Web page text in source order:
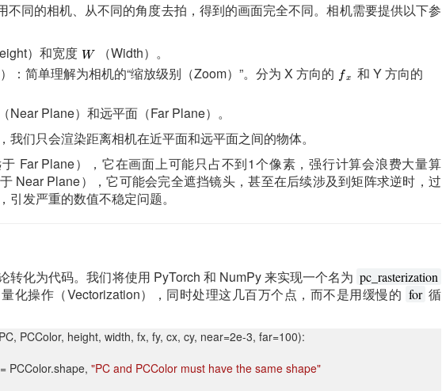
不同的相机、从不同的角度去拍，得到的画面完全不同。相机需要提供以下参
）和宽度
（Width）。
）：简单理解为相机的“缩放级别（Zoom）”。分为 X 方向的
和 Y 方向的
Near Plane）和远平面（Far Plane）。
我们只会渲染距离相机在近平面和远平面之间的物体。
Far Plane），它在画面上可能只占不到1个像素，强行计算会浪费大量算
Near Plane），它可能会完全遮挡镜头，甚至在后续涉及到矩阵求逆时，过
引发严重的数值不稳定问题。
转化为代码。我们将使用 PyTorch 和 NumPy 来实现一个名为 pc_rasterization
化操作（Vectorization），同时处理这几百万个点，而不是用缓慢的 for 循
PCColor, height, width, fx, fy, cx, cy, near=2e-3, far=100):
PCColor.shape, "PC and PCColor must have the same shape"